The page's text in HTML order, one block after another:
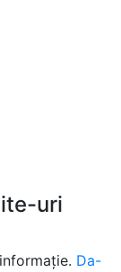
uri
Da-